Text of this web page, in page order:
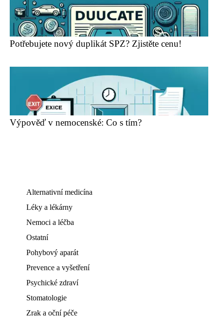
Potřebujete nový duplikát SPZ? Zjistěte cenu!
Výpověď v nemocenské: Co s tím?
Alternativní medicína
Léky a lékárny
Nemoci a léčba
Ostatní
Pohybový aparát
Prevence a vyšetření
Psychické zdraví
Stomatologie
Zrak a oční péče